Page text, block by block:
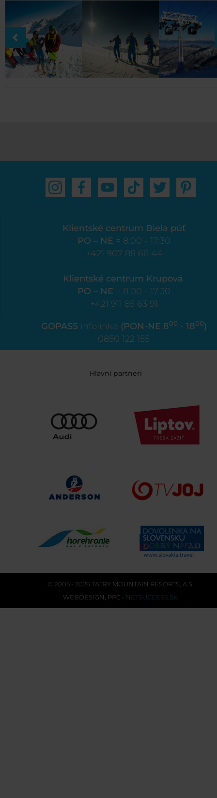
Klientské centrum Biela púť
PO – NE = 8:00 - 17:30
+421 907 88 66 44
Klientské centrum Krupová
PO – NE = 8:00 - 17:30
+421 911 85 63 91
GOPASS infolinka (PON-NE 800 - 1800)
0850 122 155
Hlavní partneri
© 2005 - 2026 TATRY MOUNTAIN RESORTS, A.S.
WEBDESIGN, PPC › NETSUCCESS.SK